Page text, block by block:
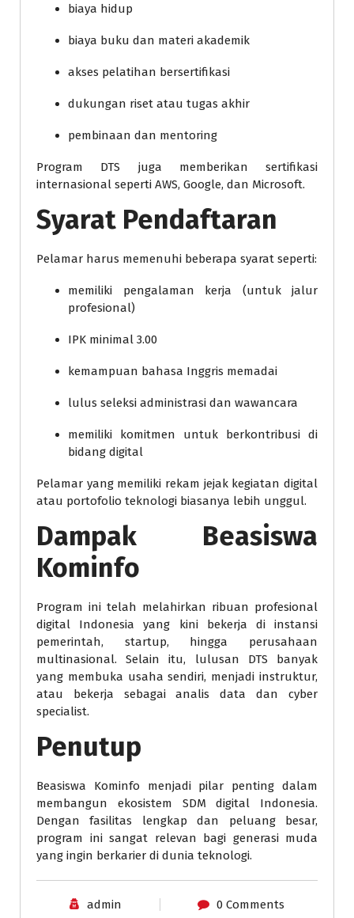
biaya hidup
biaya buku dan materi akademik
akses pelatihan bersertifikasi
dukungan riset atau tugas akhir
pembinaan dan mentoring
Program DTS juga memberikan sertifikasi
internasional seperti AWS, Google, dan Microsoft.
Syarat Pendaftaran
Pelamar harus memenuhi beberapa syarat seperti:
memiliki pengalaman kerja (untuk jalur
profesional)
IPK minimal 3.00
kemampuan bahasa Inggris memadai
lulus seleksi administrasi dan wawancara
memiliki komitmen untuk berkontribusi di
bidang digital
Pelamar yang memiliki rekam jejak kegiatan digital
atau portofolio teknologi biasanya lebih unggul.
Dampak Beasiswa
Kominfo
Program ini telah melahirkan ribuan profesional
digital Indonesia yang kini bekerja di instansi
pemerintah, startup, hingga perusahaan
multinasional. Selain itu, lulusan DTS banyak
yang membuka usaha sendiri, menjadi instruktur,
atau bekerja sebagai analis data dan cyber
specialist.
Penutup
Beasiswa Kominfo menjadi pilar penting dalam
membangun ekosistem SDM digital Indonesia.
Dengan fasilitas lengkap dan peluang besar,
program ini sangat relevan bagi generasi muda
yang ingin berkarier di dunia teknologi.
admin 0 Comments